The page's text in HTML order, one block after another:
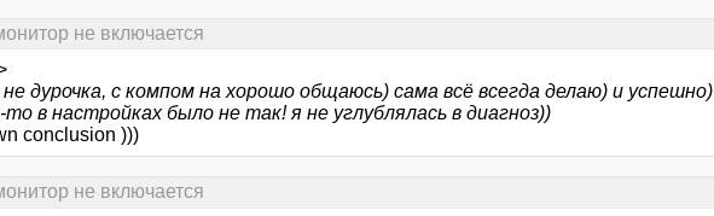
не включается
не дурочка, с компом на хорошо общаюсь) сама всё всегда делаю) и успешно)
то в настройках было не так! я не углублялась в диагноз))
conclusion )))
не включается